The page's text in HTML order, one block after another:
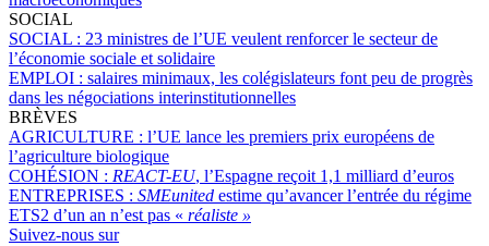
SOCIAL
SOCIAL : 23 ministres de l’UE veulent renforcer le secteur de
l’économie sociale et solidaire
EMPLOI : salaires minimaux, les colégislateurs font peu de progrès
dans les négociations interinstitutionnelles
BRÈVES
AGRICULTURE : l’UE lance les premiers prix européens de
l’agriculture biologique
COHÉSION : REACT-EU, l’Espagne reçoit 1,1 milliard d’euros
ENTREPRISES : SMEunited estime qu’avancer l’entrée du régime
ETS2 d’un an n’est pas « réaliste »
Suivez-nous sur